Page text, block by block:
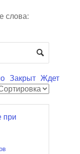
слова:
Закрыт Ждет
при